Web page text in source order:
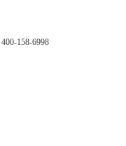
400-158-6998